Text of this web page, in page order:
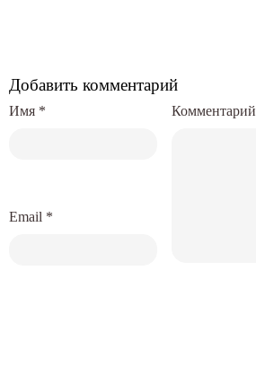
Добавить комментарий
Комментарий
Имя *
Email *